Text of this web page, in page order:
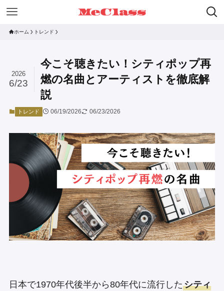
ホーム トレンド
今こそ聴きたい！シティポップ再
燃の名曲とアーティストを徹底解
説
2026
6/23
トレンド 06/19/2026 06/23/2026
日本で1970年代後半から80年代に流行したシティ